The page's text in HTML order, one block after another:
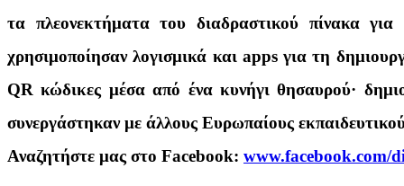
τα πλεονεκτήματα του διαδραστικού πίνακα για
χρησιμοποίησαν λογισμικά και apps για τη
QR κώδικες μέσα από ένα κυνήγι θησαυρού·
συνεργάστηκαν με άλλους Ευρωπαίους
Αναζητήστε μας στο Facebook: www.facebook.com/